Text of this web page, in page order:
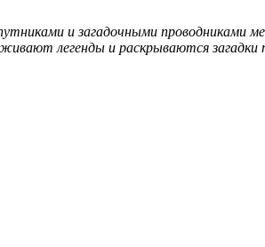
и загадочными проводниками
легенды и раскрываются